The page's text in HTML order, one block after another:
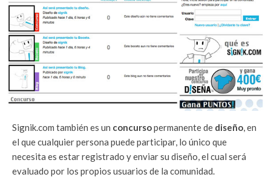
Signik.com también es un concursopermanente de diseño, en
el que cualquier persona puede participar, lo único que
necesita es estar registrado y enviar su diseño, el cual será
evaluado por los propios usuarios de la comunidad.